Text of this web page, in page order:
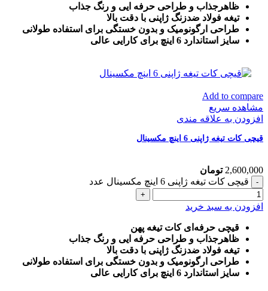
ظاهرجذاب و طراحی حرفه ایی و رنگ جذاب
تیغه فولاد ضدزنگ ژاپنی با دقت بالا
طراحی ارگونومیک و بدون خستگی برای استفاده طولانی
سایز استاندارد 6 اینچ برای کارایی عالی
Add to compare
مشاهده سریع
افزودن به علاقه مندی
قیچی کات تیغه ژاپنی 6 اینچ مکسینال
2,600,000 تومان
قیچی کات تیغه ژاپنی 6 اینچ مکسینال عدد
افزودن به سبد خرید
قیچی حرفه‌ای کات تیغه پهن
ظاهرجذاب و طراحی حرفه ایی و رنگ جذاب
تیغه فولاد ضدزنگ ژاپنی با دقت بالا
طراحی ارگونومیک و بدون خستگی برای استفاده طولانی
سایز استاندارد 6 اینچ برای کارایی عالی